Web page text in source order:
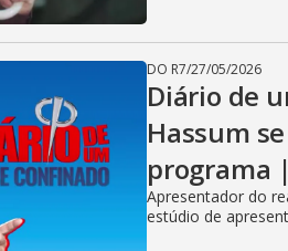
DO R7/27/05/2026
Diário de
Hassum
programa
Apresentador do
estúdio de